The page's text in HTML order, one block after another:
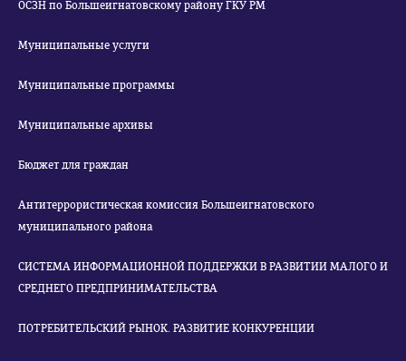
ОСЗН по Большеигнатовскому району ГКУ РМ
Муниципальные услуги
Муниципальные программы
Муниципальные архивы
Бюджет для граждан
Антитеррористическая комиссия Большеигнатовского
муниципального района
СИСТЕМА ИНФОРМАЦИОННОЙ ПОДДЕРЖКИ В РАЗВИТИИ МАЛОГО И
СРЕДНЕГО ПРЕДПРИНИМАТЕЛЬСТВА
ПОТРЕБИТЕЛЬСКИЙ РЫНОК. РАЗВИТИЕ КОНКУРЕНЦИИ